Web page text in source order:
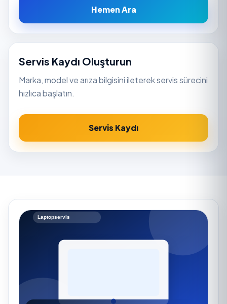
Hemen Ara
Servis Kaydı Oluşturun
Marka, model ve arıza bilgisini ileterek servis sürecini
hızlıca başlatın.
Servis Kaydı